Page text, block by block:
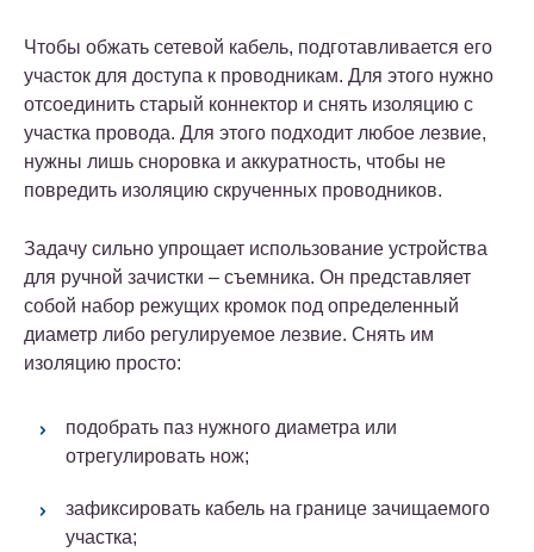
Чтобы обжать сетевой кабель, подготавливается его
участок для доступа к проводникам. Для этого нужно
отсоединить старый коннектор и снять изоляцию с
участка провода. Для этого подходит любое лезвие,
нужны лишь сноровка и аккуратность, чтобы не
повредить изоляцию скрученных проводников.
Задачу сильно упрощает использование устройства
для ручной зачистки – съемника. Он представляет
собой набор режущих кромок под определенный
диаметр либо регулируемое лезвие. Снять им
изоляцию просто:
подобрать паз нужного диаметра или
отрегулировать нож;
зафиксировать кабель на границе зачищаемого
участка;